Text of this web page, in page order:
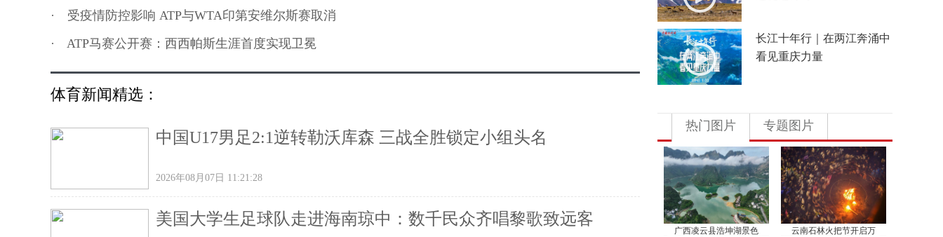
· 受疫情防控影响 ATP与WTA印第安维尔斯赛取消
· ATP马赛公开赛：西西帕斯生涯首度实现卫冕
体育新闻精选：
中国U17男足2:1逆转勒沃库森 三战全胜锁定小组头名
2026年08月07日 11:21:28
美国大学生足球队走进海南琼中：数千民众齐唱黎歌致远客
长江十年行｜在两江奔涌中
看见重庆力量
热门图片 专题图片
广西凌云县浩坤湖景色 云南石林火把节开启万